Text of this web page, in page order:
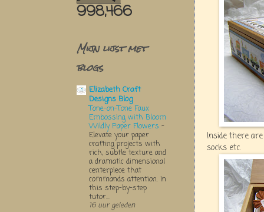
Inside there
socks etc.
998,466
Mijn lijst met
blogs
Elizabeth Craft
Designs Blog
Tone-on-Tone Faux
Embossing with Bloom
Wildly Paper Flowers -
Elevate your paper
crafting projects with
rich, subtle texture and
a dramatic dimensional
centerpiece that
commands attention. In
this step-by-step
tutor...
16 uur geleden